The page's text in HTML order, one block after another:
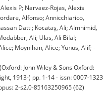
P; Narvaez-Rojas, Alexis
Alfonso; Annicchiarico,
Datti; Kocataş, Ali; Almhimid,
Ali; Ulas, Ali Bilal;
Moynihan, Alice; Yunus, Alif; -
(Oxford: John Wiley & Sons Oxford:
1913-) pp. 1-14 - issn: 0007-1323
2-s2.0-85163250965 (62)